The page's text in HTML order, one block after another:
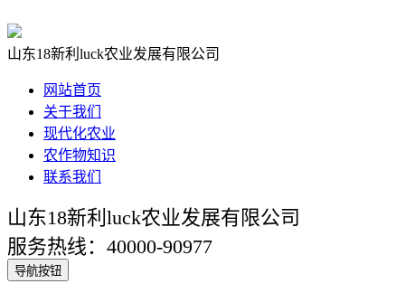
山东18新利luck农业发展有限公司
网站首页
关于我们
现代化农业
农作物知识
联系我们
山东18新利luck农业发展有限公司
服务热线：40000-90977
导航按钮